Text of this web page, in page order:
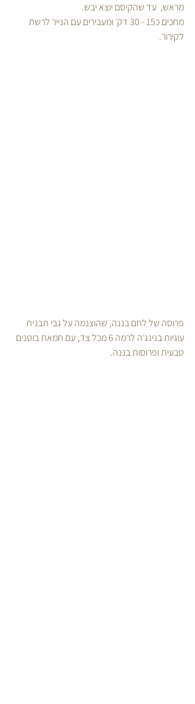
מראש,  עד שהקיסם יוצא יבש.
מחכים כ15 - 30 דק׳ ומעבירים עם הנייר לרשת
לקירור.
פרוסה של לחם בננה, שהוצנמה על גבי תבנית
עוגיות בנינג׳ה לרמה 6 מכל צד, עם חמאת בוטנים
טבעית ופרוסות בננה.